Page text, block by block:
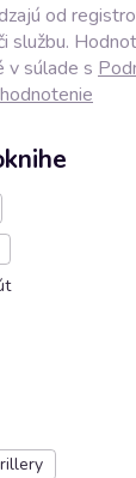
od
službu.
v súlade s